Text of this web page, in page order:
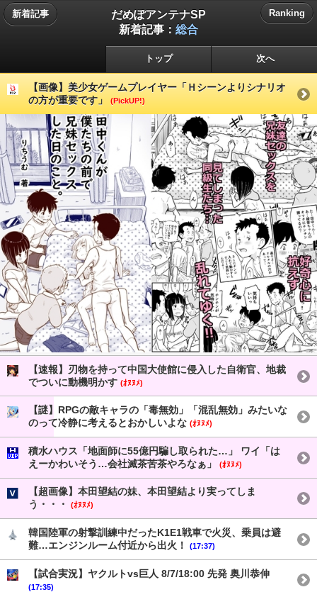
新着記事
だめぽアンテナSP
新着記事： 総合
Ranking
トップ 次へ
【画像】美少女ゲームプレイヤー「Ｈシーンよりシナリオ
の方が重要です」
(PickUP!)
【速報】刃物を持って中国大使館に侵入した自衛官、地裁
でついに動機明かす (ｵﾇﾇﾒ)
【謎】RPGの敵キャラの「毒無効」「混乱無効」みたいな
のって冷静に考えるとおかしいよな (ｵﾇﾇﾒ)
積水ハウス「地面師に55億円騙し取られた…」 ワイ「は
えーかわいそう…会社滅茶苦茶やろなぁ」
(ｵﾇﾇﾒ)
【超画像】本田望結の妹、本田望結より実ってしま
う・・・
(ｵﾇﾇﾒ)
韓国陸軍の射撃訓練中だったK1E1戦車で火災、乗員は避
難…エンジンルーム付近から出火！
(17:37)
【試合実況】ヤクルトvs巨人 8/7/18:00 先発 奥川恭伸
(17:35)